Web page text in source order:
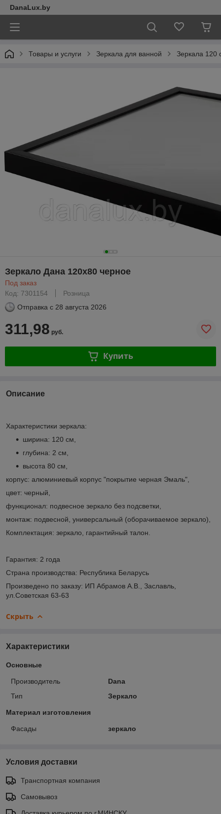
DanaLux.by
Товары и услуги Зеркала для ванной Зеркала 120
Зеркало Дана 120х80 черное
Под заказ
Код: 7301154
Розница
Отправка с 28 августа 2026
311,98 руб.
Купить
Описание
Характеристики зеркала:
ширина: 120 см,
глубина: 2 см,
высота 80 см,
корпус: алюминиевый корпус "покрытие черная Эмаль",
цвет: черный,
функционал: подвесное зеркало без подсветки,
монтаж: подвесной, универсальный (оборачиваемое зеркало),
Комплектация: зеркало, гарантийный талон.
Гарантия: 2 года
Страна производства: Республика Беларусь
Произведено по заказу: ИП Абрамов А.В., Заславль,
ул.Советская 63-63
Скрыть
Характеристики
Основные
Производитель
Dana
Тип
Зеркало
Материал изготовления
Фасады зеркало
Условия доставки
Транспортная компания
Самовывоз